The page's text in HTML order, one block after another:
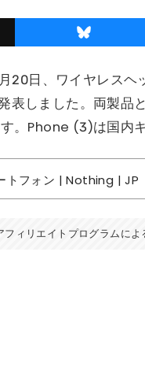
日、ワイヤレスヘ
表しました。両製品
。Phone (3)は国内
トフォン | Nothing | JP
ィリエイトプログラムによ